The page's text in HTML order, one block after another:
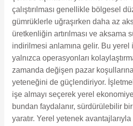
çalıştırılması genellikle bölgesel
gümrüklerle uğraşırken daha az
üretkenliğin artırılması ve aksama
indirilmesi anlamına gelir. Bu yerel
yalnızca operasyonları
zamanda değişen pazar
yeteneğini de güçlendiriyor.
işe almayı seçerek yerel
bundan faydalanır, sürdürülebilir
yaratır. Yerel yetenek